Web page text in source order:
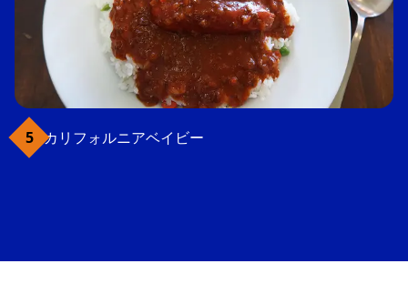
カリフォルニアベイビー